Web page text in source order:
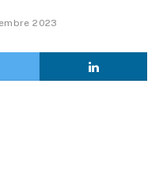
2023